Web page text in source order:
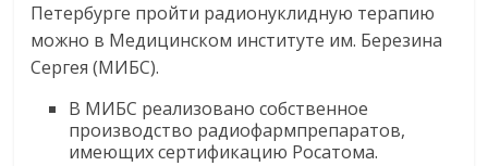
Петербурге пройти радионуклидную терапию
можно в Медицинском институте им. Березина
Сергея (МИБС).
В МИБС реализовано собственное
производство радиофармпрепаратов,
имеющих сертификацию Росатома.